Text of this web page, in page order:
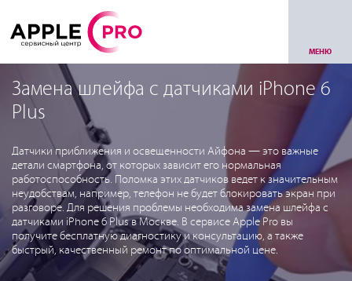
МЕНЮ
Замена шлейфа с датчиками iPhone 6
Plus
Датчики приближения и освещенности Айфона — это важные
детали смартфона, от которых зависит его нормальная
работоспособность. Поломка этих датчиков ведет к значительным
неудобствам, например, телефон не будет блокировать экран при
разговоре. Для решения проблемы необходима замена шлейфа с
датчиками iPhone 6 Plus в Москве. В сервисе Apple Pro вы
получите бесплатную диагностику и консультацию, а также
быстрый, качественный ремонт по оптимальной цене.